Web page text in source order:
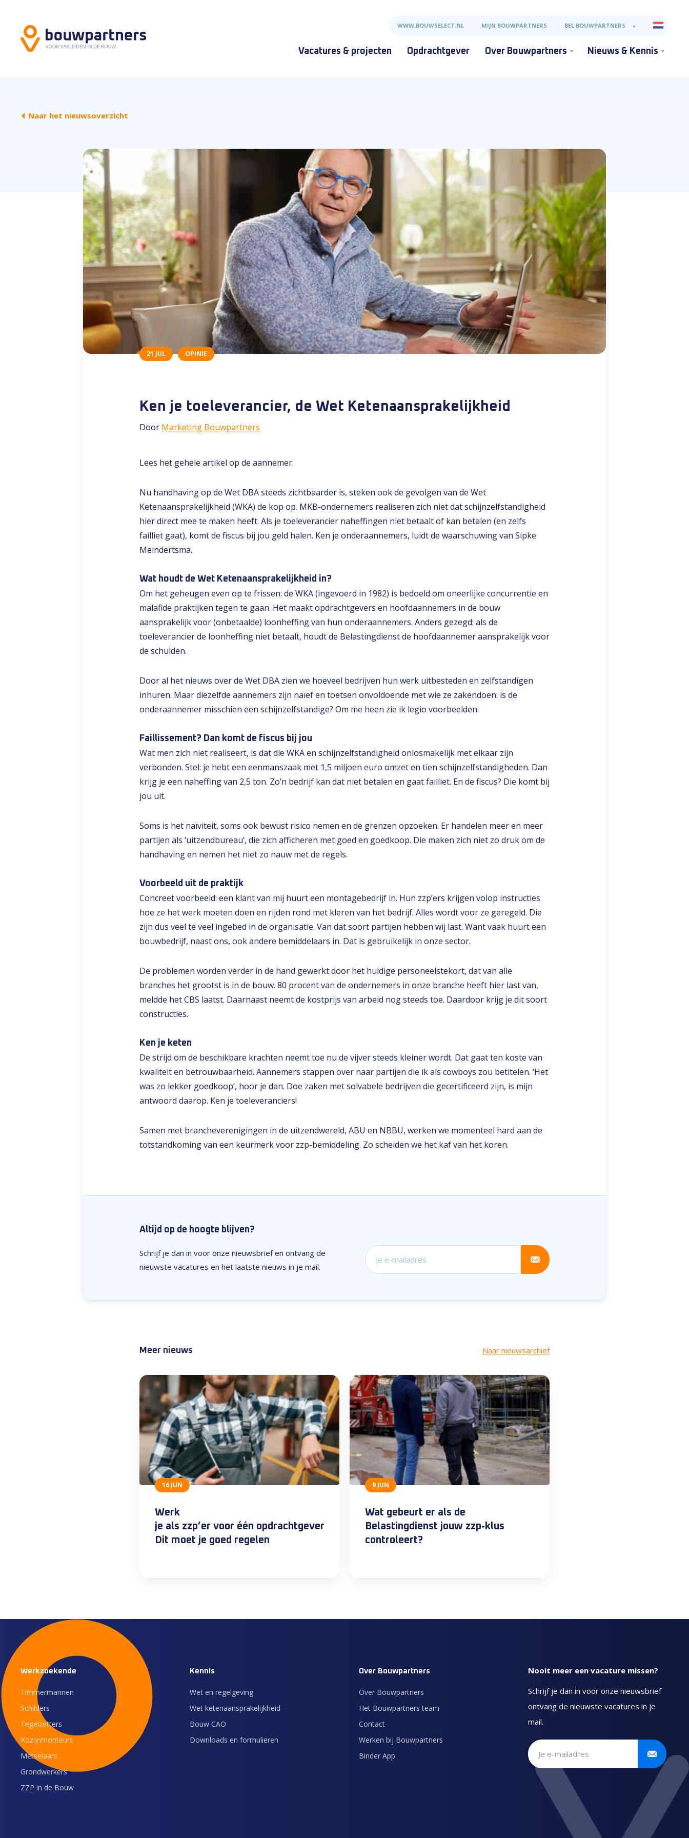
WWW.BOUWSELECT.NL MIJN BOUWPARTNERS BEL BOUWPARTNERS
Vacatures & projecten Opdrachtgever Over Bouwpartners Nieuws & Kennis
Naar het nieuwsoverzicht
21 JUL OPINIE
Ken je toeleverancier, de Wet Ketenaansprakelijkheid
Door Marketing Bouwpartners
Lees het gehele artikel op de aannemer.
Nu handhaving op de Wet DBA steeds zichtbaarder is, steken ook de gevolgen van de Wet
Ketenaansprakelijkheid (WKA) de kop op. MKB-ondernemers realiseren zich niet dat schijnzelfstandigheid
hier direct mee te maken heeft. Als je toeleverancier naheffingen niet betaalt of kan betalen (en zelfs
failliet gaat), komt de fiscus bij jou geld halen. Ken je onderaannemers, luidt de waarschuwing van Sipke
Meindertsma.
Wat houdt de Wet Ketenaansprakelijkheid in?
Om het geheugen even op te frissen: de WKA (ingevoerd in 1982) is bedoeld om oneerlijke concurrentie en
malafide praktijken tegen te gaan. Het maakt opdrachtgevers en hoofdaannemers in de bouw
aansprakelijk voor (onbetaalde) loonheffing van hun onderaannemers. Anders gezegd: als de
toeleverancier de loonheffing niet betaalt, houdt de Belastingdienst de hoofdaannemer aansprakelijk voor
de schulden.
Door al het nieuws over de Wet DBA zien we hoeveel bedrijven hun werk uitbesteden en zelfstandigen
inhuren. Maar diezelfde aannemers zijn naïef en toetsen onvoldoende met wie ze zakendoen: is de
onderaannemer misschien een schijnzelfstandige? Om me heen zie ik legio voorbeelden.
Faillissement? Dan komt de fiscus bij jou
Wat men zich niet realiseert, is dat die WKA en schijnzelfstandigheid onlosmakelijk met elkaar zijn
verbonden. Stel: je hebt een eenmanszaak met 1,5 miljoen euro omzet en tien schijnzelfstandigheden. Dan
krijg je een naheffing van 2,5 ton. Zo’n bedrijf kan dat niet betalen en gaat failliet. En de fiscus? Die komt bij
jou uit.
Soms is het naïviteit, soms ook bewust risico nemen en de grenzen opzoeken. Er handelen meer en meer
partijen als ‘uitzendbureau’, die zich afficheren met goed en goedkoop. Die maken zich niet zo druk om de
handhaving en nemen het niet zo nauw met de regels.
Voorbeeld uit de praktijk
Concreet voorbeeld: een klant van mij huurt een montagebedrijf in. Hun zzp’ers krijgen volop instructies
hoe ze het werk moeten doen en rijden rond met kleren van het bedrijf. Alles wordt voor ze geregeld. Die
zijn dus veel te veel ingebed in de organisatie. Van dat soort partijen hebben wij last. Want vaak huurt een
bouwbedrijf, naast ons, ook andere bemiddelaars in. Dat is gebruikelijk in onze sector.
De problemen worden verder in de hand gewerkt door het huidige personeelstekort, dat van alle
branches het grootst is in de bouw. 80 procent van de ondernemers in onze branche heeft hier last van,
meldde het CBS laatst. Daarnaast neemt de kostprijs van arbeid nog steeds toe. Daardoor krijg je dit soort
constructies.
Ken je keten
De strijd om de beschikbare krachten neemt toe nu de vijver steeds kleiner wordt. Dat gaat ten koste van
kwaliteit en betrouwbaarheid. Aannemers stappen over naar partijen die ik als cowboys zou betitelen. ‘Het
was zo lekker goedkoop’, hoor je dan. Doe zaken met solvabele bedrijven die gecertificeerd zijn, is mijn
antwoord daarop. Ken je toeleveranciers!
Samen met brancheverenigingen in de uitzendwereld, ABU en NBBU, werken we momenteel hard aan de
totstandkoming van een keurmerk voor zzp-bemiddeling. Zo scheiden we het kaf van het koren.
Altijd op de hoogte blijven?
Schrijf je dan in voor onze nieuwsbrief en ontvang de
nieuwste vacatures en het laatste nieuws in je mail.
Schrijf je in voor onze nieuwsbrief
Meer nieuws Naar nieuwsarchief
16 JUN
Werk
je als zzp’er voor één opdrachtgever?
Dit moet je goed regelen
9 JUN
Wat gebeurt er als de
Belastingdienst jouw zzp‑klus
controleert?
Werkzoekende
Timmermannen
Schilders
Tegelzetters
Kozijnmonteurs
Metselaars
Grondwerkers
ZZP in de Bouw
Kennis
Wet en regelgeving
Wet ketenaansprakelijkheid
Bouw CAO
Downloads en formulieren
Over Bouwpartners
Over Bouwpartners
Het Bouwpartners team
Contact
Werken bij Bouwpartners
Binder App
Nooit meer een vacature missen?
Schrijf je dan in voor onze nieuwsbrief
ontvang de nieuwste vacatures in je
mail.
Schrijf je in voor onze
nieuwsbrief